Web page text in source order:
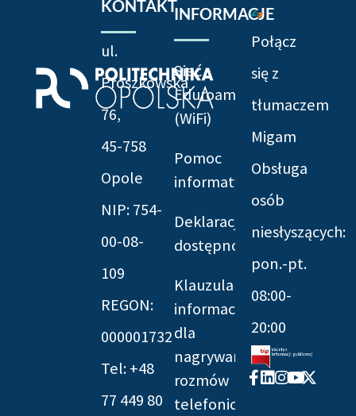
KONTAKT
ul.
Prószkowska
76,
45-758
Opole
NIP: 754-
00-08-
109
REGON:
000001732
Tel: +48
77 449 80
INFORMACJE
Sieć
Eduroam
(WiFi)
Pomoc
informatyczna
Deklaracja
dostępności
Klauzula
informacyjna
dla
nagrywania
rozmów
telefonicznych
Połącz
się z
tłumaczem
Migam
Obsługa
osób
niesłyszących:
pon.-pt.
08:00-
20:00
Facebook-
f
Linkedin
Instagram
Youtube
X-
twitter